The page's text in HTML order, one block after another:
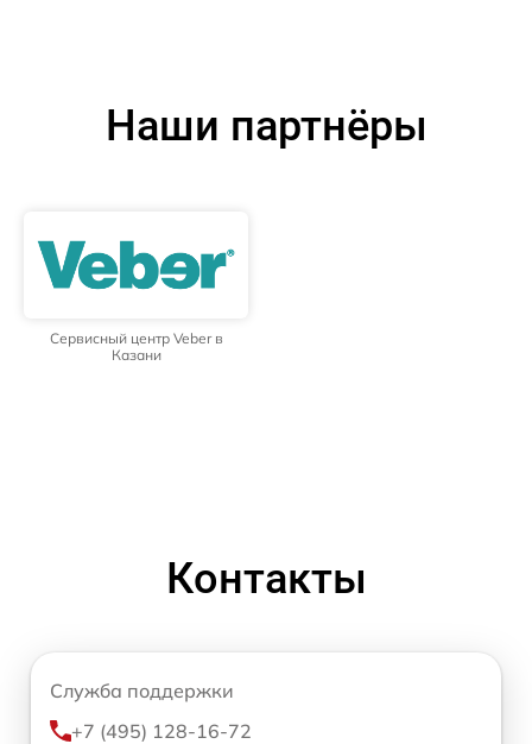
Наши партнёры
Сервисный центр Veber в
Казани
Контакты
Служба поддержки
+7 (495) 128-16-72